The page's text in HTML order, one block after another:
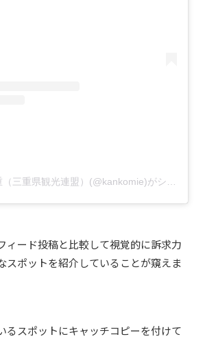
【公式】観光三重（三重県観光連盟）(@kankomie)がシェアした投稿
ィード投稿と比較して視覚的に訴求力
ポットを紹介していることが窺えま
るスポットにキャッチコピーを付けて